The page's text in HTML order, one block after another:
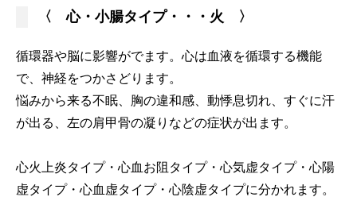
〈 心・小腸タイプ・・・火 〉
循環器や脳に影響がでます。心は血液を循環する機能
で、神経をつかさどります。
悩みから来る不眠、胸の違和感、動悸息切れ、すぐに汗
が出る、左の肩甲骨の凝りなどの症状が出ます。
心火上炎タイプ・心血お阻タイプ・心気虚タイプ・心陽
虚タイプ・心血虚タイプ・心陰虚タイプに分かれます。